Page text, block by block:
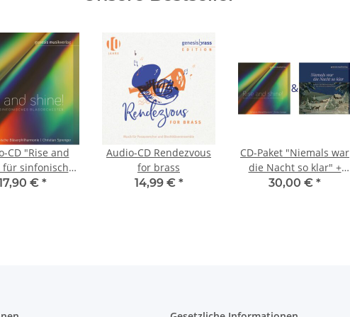
CD "Rise and
sinfonisches
€ *
Audio-CD Rendezvous
for brass
14,99 € *
CD-Paket "Niemals war
die Nacht so klar" +
"Rise and shine!" (sinf.
30,00 € *